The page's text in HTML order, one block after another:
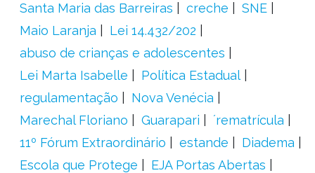
Santa Maria das Barreiras
creche
SNE
Maio Laranja
Lei 14.432/202
abuso de crianças e adolescentes
Lei Marta Isabelle
Política Estadual
regulamentação
Nova Venécia
Marechal Floriano
Guarapari
´rematrícula
11º Fórum Extraordinário
estande
Diadema
Escola que Protege
EJA Portas Abertas